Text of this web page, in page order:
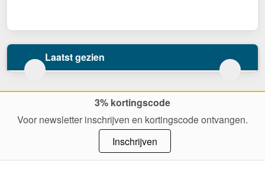
Laatst gezien
3% kortingscode
Voor newsletter inschrijven en kortingscode ontvangen.
Inschrijven